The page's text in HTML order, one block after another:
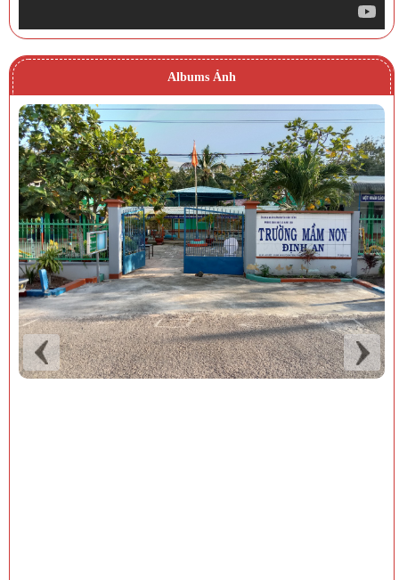
Albums Ảnh